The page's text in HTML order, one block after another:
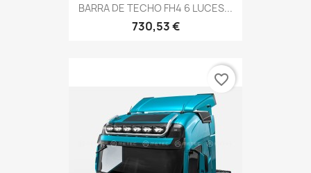
BARRA DE TECHO FH4 6 LUCES...
730,53 €
favorite_border